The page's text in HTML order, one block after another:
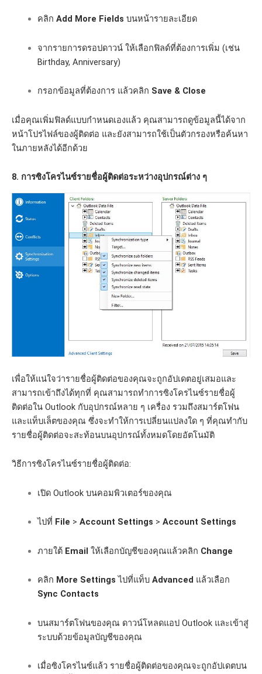
คลิก Add More Fields บนหน้ารายละเอียด
จากรายการดรอปดาวน์ ให้เลือกฟิลด์ที่ต้องการเพิ่ม (เช่น
Birthday, Anniversary)
กรอกข้อมูลที่ต้องการ แล้วคลิก Save & Close
เมื่อคุณเพิ่มฟิลด์แบบกำหนดเองแล้ว คุณสามารถดูข้อมูลนี้ได้จาก
หน้าโปรไฟล์ของผู้ติดต่อ และยังสามารถใช้เป็นตัวกรองหรือค้นหา
ในภายหลังได้อีกด้วย
8. การซิงโครไนซ์รายชื่อผู้ติดต่อระหว่างอุปกรณ์ต่าง ๆ
เพื่อให้แน่ใจว่ารายชื่อผู้ติดต่อของคุณจะถูกอัปเดตอยู่เสมอและ
สามารถเข้าถึงได้ทุกที่ คุณสามารถทำการซิงโครไนซ์รายชื่อผู้
ติดต่อใน Outlook กับอุปกรณ์หลาย ๆ เครื่อง รวมถึงสมาร์ตโฟน
และแท็บเล็ตของคุณ ซึ่งจะทำให้การเปลี่ยนแปลงใด ๆ ที่คุณทำกับ
รายชื่อผู้ติดต่อจะสะท้อนบนอุปกรณ์ทั้งหมดโดยอัตโนมัติ
วิธีการซิงโครไนซ์รายชื่อผู้ติดต่อ:
เปิด Outlook บนคอมพิวเตอร์ของคุณ
ไปที่ File > Account Settings > Account Settings
ภายใต้ Email ให้เลือกบัญชีของคุณแล้วคลิก Change
คลิก More Settings ไปที่แท็บ Advanced แล้วเลือก
Sync Contacts
บนสมาร์ตโฟนของคุณ ดาวน์โหลดแอป Outlook และเข้าสู่
ระบบด้วยข้อมูลบัญชีของคุณ
เมื่อซิงโครไนซ์แล้ว รายชื่อผู้ติดต่อของคุณจะถูกอัปเดตบน